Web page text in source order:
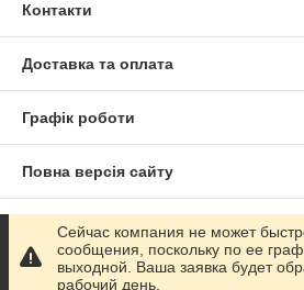
Контакти
Доставка та оплата
Графік роботи
Повна версія сайту
Сайт створено на маркетплейсі
Політика конфіденційності
Сейчас компания не может
сообщения, поскольку по ее
выходной. Ваша заявка будет
рабочий день.